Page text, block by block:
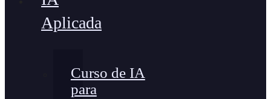
Aplicada
Curso de IA
para